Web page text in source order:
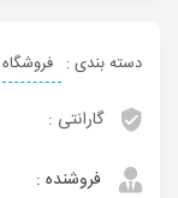
دسته بندی : فروشگاه
گارانتی :
فروشنده :